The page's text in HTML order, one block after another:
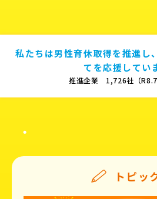
私たちは男性育休取得を推進し
てを応援してい
推進企業 1,726社（R8.7
トピッ